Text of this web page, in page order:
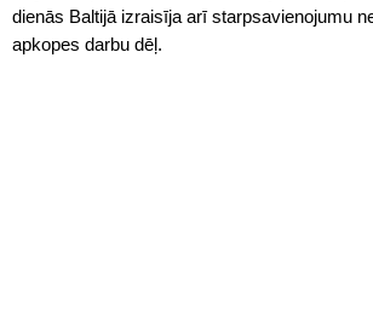
dienās Baltijā izraisīja arī starpsavienojumu
apkopes darbu dēļ.